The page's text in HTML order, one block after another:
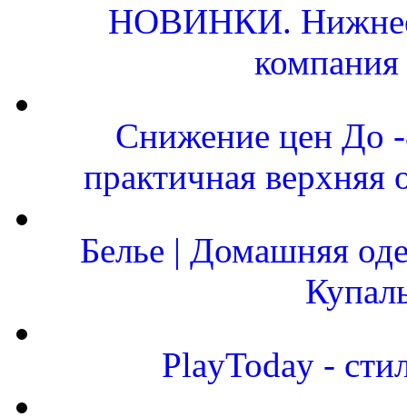
НОВИНКИ. Нижнее
Снижение цен До
практичная
Белье | Домашняя
PlayToday -